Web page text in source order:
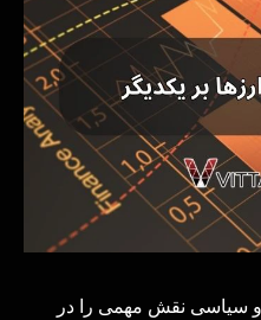
و سیاسی نقش مهمی را در